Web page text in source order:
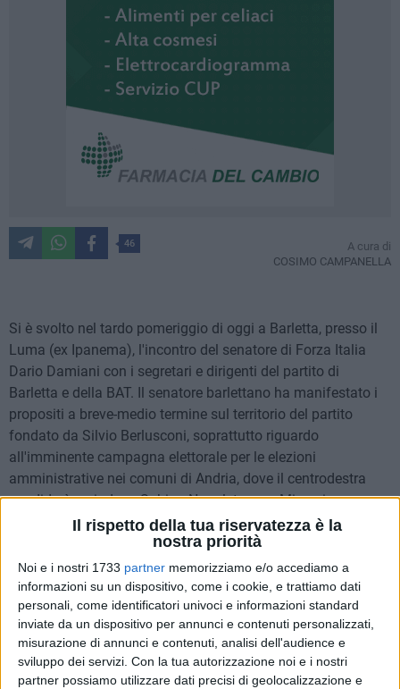
Il rispetto della tua riservatezza è la
nostra priorità
Noi e i nostri 1733 partner memorizziamo e/o accediamo a
informazioni su un dispositivo, come i cookie, e trattiamo dati
personali, come identificatori univoci e informazioni standard
inviate da un dispositivo per annunci e contenuti personalizzati,
misurazione di annunci e contenuti, analisi dell'audience e
sviluppo dei servizi. Con la tua autorizzazione noi e i nostri
partner possiamo utilizzare dati precisi di geolocalizzazione e
46
A cura di
COSIMO CAMPANELLA
Si è svolto nel tardo pomeriggio di oggi a Barletta, presso il
Luma (ex Ipanema), l'incontro del senatore di Forza Italia
Dario Damiani con i segretari e dirigenti del partito di
Barletta e della BAT. Il senatore barlettano ha manifestato i
propositi a breve-medio termine sul territorio del partito
fondato da Silvio Berlusconi, soprattutto riguardo
all'imminente campagna elettorale per le elezioni
amministrative nei comuni di Andria, dove il centrodestra
candiderà a sindaco Sabino Napoletano, a Minervino, e
soprattutto a Trani.